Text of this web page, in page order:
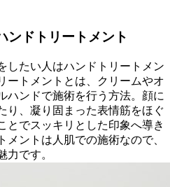
ンドトリートメント
したい人はハンドトリートメン
ートメントとは、クリームやオ
ハンドで施術を行う方法。顔に
り、凝り固まった表情筋をほぐ
とでスッキリとした印象へ導き
メントは人肌での施術なので、
力です。